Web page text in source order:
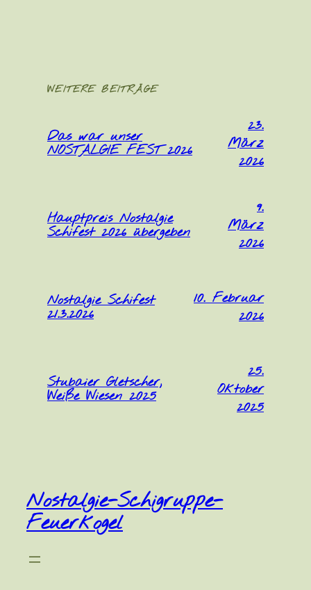
WEITERE BEITRÄGE
Das war unser
NOSTALGIE FEST 2026
23.
März
2026
Hauptpreis Nostalgie
Schifest 2026 übergeben
9.
März
2026
Nostalgie Schifest
21.3.2026
10. Februar
2026
Stubaier Gletscher,
Weiße Wiesen 2025
25.
Oktober
2025
Nostalgie-Schigruppe-
Feuerkogel